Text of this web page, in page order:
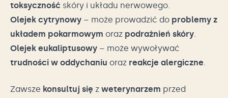
toksyczność skóry i układu nerwowego.
Olejek cytrynowy – może prowadzić do problemy z
układem pokarmowym oraz podrażnień skóry.
Olejek eukaliptusowy – może wywoływać
trudności w oddychaniu oraz reakcje alergiczne.
Zawsze konsultuj się z weterynarzem przed